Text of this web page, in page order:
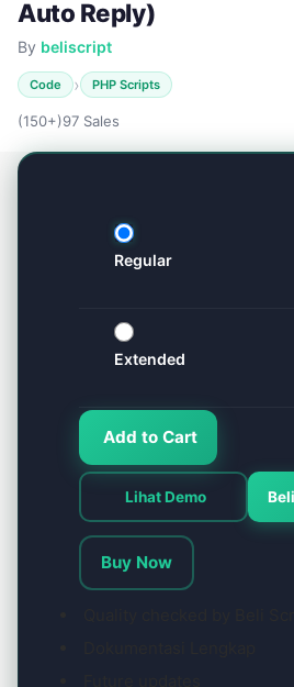
Auto Reply)
By beliscript
Code › PHP Scripts
(150+)97 Sales
Regular
Extended
Add to Cart
Lihat Demo
Buy Now